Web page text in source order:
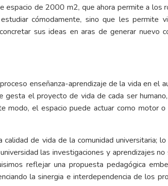
espacio de 2000 m2, que ahora permite a los
cómodamente, sino que les permite
sus ideas en aras de generar nuevo
enseñanza-aprendizaje de la vida en el
el proyecto de vida de cada ser
modo, el espacio puede actuar como motor
de vida de la comunidad universitaria;
las investigaciones y aprendizajes
reflejar una propuesta pedagógica
la sinergia e interdependencia de los